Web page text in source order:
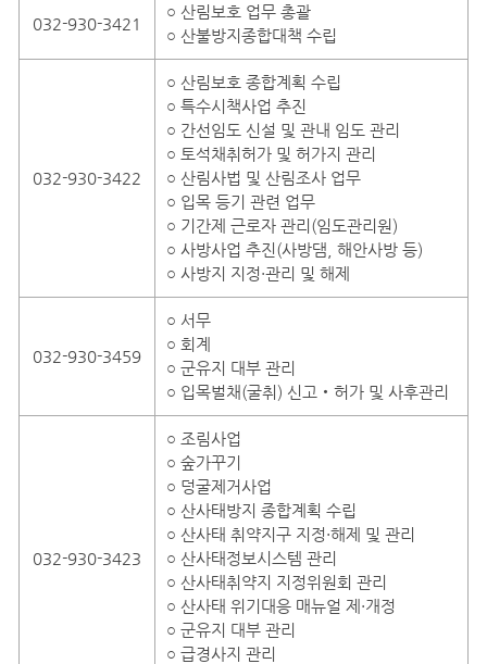
032-930-3421
○ 산림보호 업무 총괄
○ 산불방지종합대책 수립
032-930-3422
○ 산림보호 종합계획 수립
○ 특수시책사업 추진
○ 간선임도 신설 및 관내 임도 관리
○ 토석채취허가 및 허가지 관리
○ 산림사법 및 산림조사 업무
○ 입목 등기 관련 업무
○ 기간제 근로자 관리(임도관리원)
○ 사방사업 추진(사방댐, 해안사방 등)
○ 사방지 지정·관리 및 해제
032-930-3459
○ 서무
○ 회계
○ 군유지 대부 관리
○ 입목벌채(굴취) 신고‧허가 및 사후관리
032-930-3423
○ 조림사업
○ 숲가꾸기
○ 덩굴제거사업
○ 산사태방지 종합계획 수립
○ 산사태 취약지구 지정·해제 및 관리
○ 산사태정보시스템 관리
○ 산사태취약지 지정위원회 관리
○ 산사태 위기대응 매뉴얼 제·개정
○ 군유지 대부 관리
○ 급경사지 관리